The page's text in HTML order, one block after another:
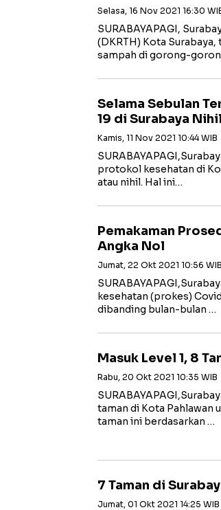
Selasa, 16 Nov 2021 16:30
SURABAYAPAGI,
(DKRTH) Kota
sampah di gorong-
Selama Sebulan
19 di Surabaya Nihil
Kamis, 11 Nov 2021 10:44 WIB
protokol kesehatan di
atau nihil. Hal ini…
Pemakaman
Angka Nol
Jumat, 22 Okt 2021 10:56 WIB
kesehatan (prokes)
dibanding bulan-bulan …
Masuk Level 1, 8
Rabu, 20 Okt 2021 10:35 WIB
taman di Kota Pahlawan
taman ini berdasarkan …
7 Taman di
Jumat, 01 Okt 2021 14:25 WIB